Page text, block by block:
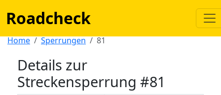
Roadcheck
Home Sperrungen 81
Details zur
Streckensperrung #81